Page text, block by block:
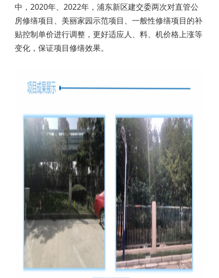
中，2020年、2022年，浦东新区建交委两次对直管公
房修缮项目、美丽家园示范项目、一般性修缮项目的补
贴控制单价进行调整，更好适应人、料、机价格上涨等
变化，保证项目修缮效果。